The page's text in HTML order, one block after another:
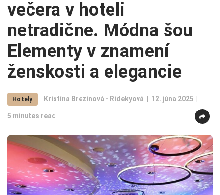
večera v hoteli
netradične. Módna šou
Elementy v znamení
ženskosti a elegancie
Hotely Kristína Brezinová - Ridekyová 12. júna 2025
5 minutes read